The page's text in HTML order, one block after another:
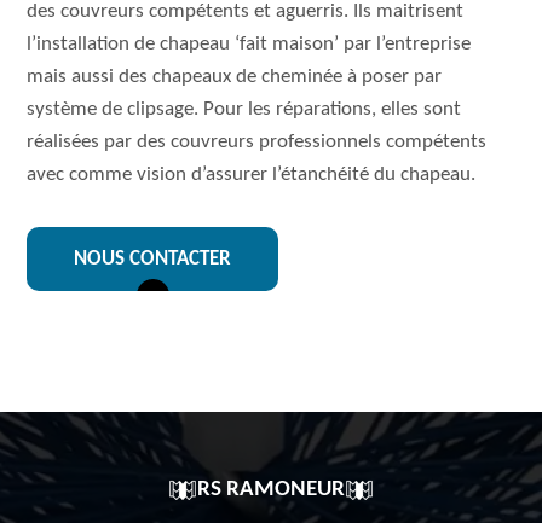
des couvreurs compétents et aguerris. Ils maitrisent
l’installation de chapeau ‘fait maison’ par l’entreprise
mais aussi des chapeaux de cheminée à poser par
système de clipsage. Pour les réparations, elles sont
réalisées par des couvreurs professionnels compétents
avec comme vision d’assurer l’étanchéité du chapeau.
NOUS CONTACTER
RS RAMONEUR